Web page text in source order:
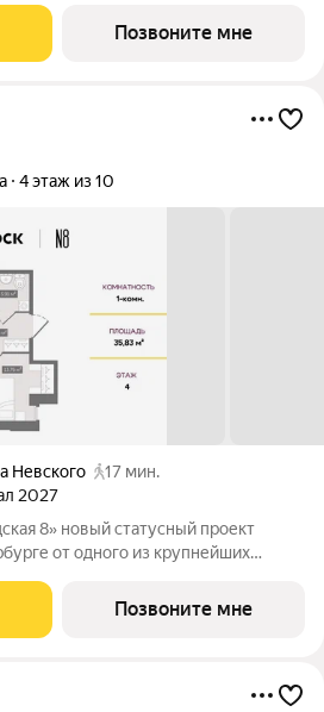
со сложившейся
близости
Позвоните мне
4 этаж из 10
Невского
17 мин.
2027
проект
от одного из крупнейших
со сложившейся
близости
Позвоните мне